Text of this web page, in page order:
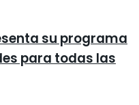
su programa
para todas las